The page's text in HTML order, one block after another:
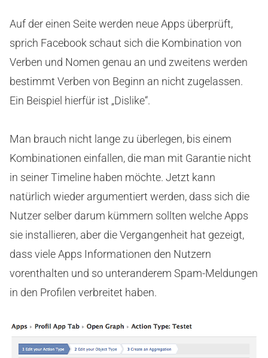
Auf der einen Seite werden neue Apps überprüft,
sprich Facebook schaut sich die Kombination von
Verben und Nomen genau an und zweitens werden
bestimmt Verben von Beginn an nicht zugelassen.
Ein Beispiel hierfür ist „Dislike“.
Man brauch nicht lange zu überlegen, bis einem
Kombinationen einfallen, die man mit Garantie nicht
in seiner Timeline haben möchte. Jetzt kann
natürlich wieder argumentiert werden, dass sich die
Nutzer selber darum kümmern sollten welche Apps
sie installieren, aber die Vergangenheit hat gezeigt,
dass viele Apps Informationen den Nutzern
vorenthalten und so unteranderem Spam-Meldungen
in den Profilen verbreitet haben.